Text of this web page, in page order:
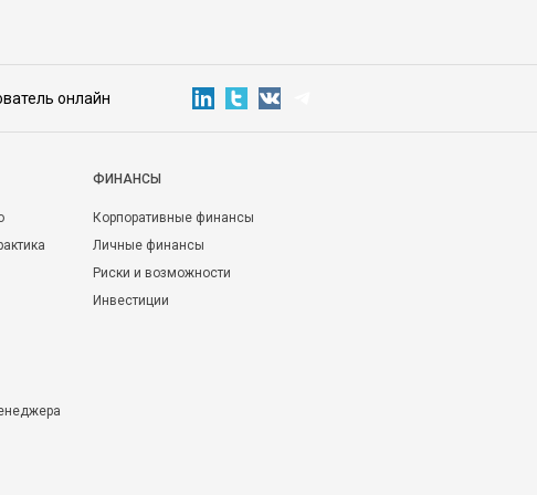
онлайн
ФИНАНСЫ
Корпоративные финансы
Личные финансы
Риски и возможности
Инвестиции